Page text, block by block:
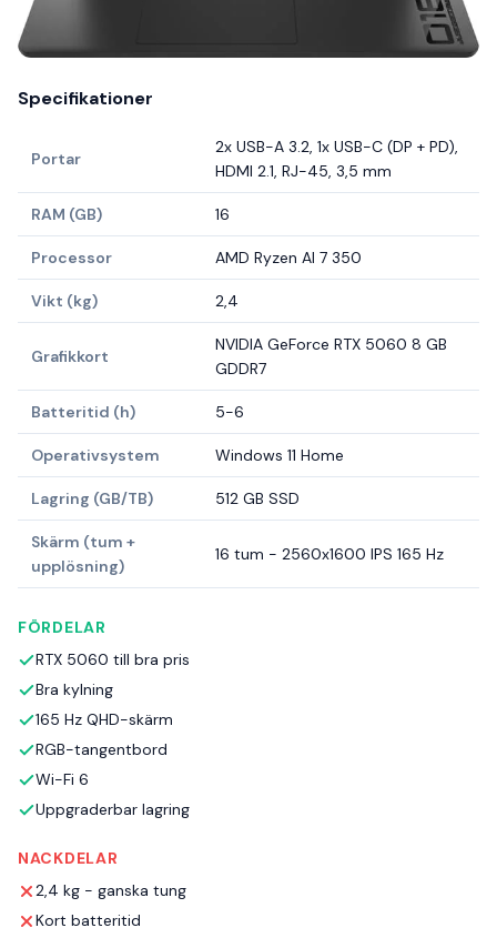
Specifikationer
Portar
2x USB-A 3.2, 1x USB-C (DP + PD),
HDMI 2.1, RJ-45, 3,5 mm
RAM (GB) 16
Processor AMD Ryzen AI 7 350
Vikt (kg) 2,4
Grafikkort
NVIDIA GeForce RTX 5060 8 GB
GDDR7
Batteritid (h) 5-6
Operativsystem Windows 11 Home
Lagring (GB/TB) 512 GB SSD
Skärm (tum +
upplösning)
16 tum - 2560x1600 IPS 165 Hz
FÖRDELAR
RTX 5060 till bra pris
Bra kylning
165 Hz QHD-skärm
RGB-tangentbord
Wi-Fi 6
Uppgraderbar lagring
NACKDELAR
2,4 kg - ganska tung
Kort batteritid